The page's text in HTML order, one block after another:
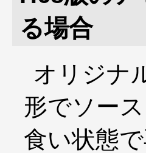
る場合
オリジナ
形でソー
食い状態